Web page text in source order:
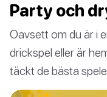
Party och
Oavsett om du är i
drickspel eller är
täckt de bästa